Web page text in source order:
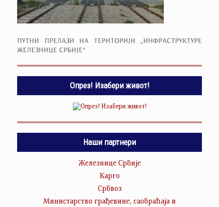
ПУТНИ ПРЕЛАЗИ НА ТЕРИТОРИЈИ „ИНФРАСТРУКТУРЕ
ЖЕЛЕЗНИЦЕ СРБИЈЕ“
Опрез! Изабери живот!
Наши партнери
Железнице Србије
Карго
Србвоз
Министарство грађевине, саобраћаја и